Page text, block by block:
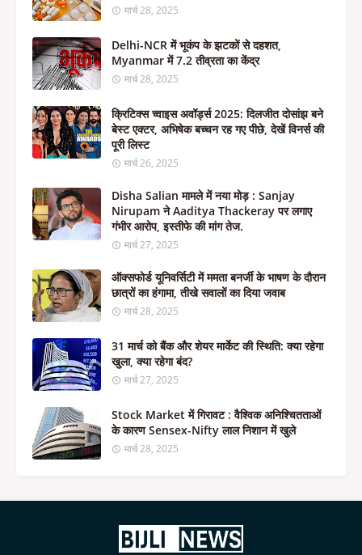
मार्च 28, 2025
Delhi-NCR में भूकंप के झटकों से दहशत,
Myanmar में 7.2 तीव्रता का केंद्र
मार्च 28, 2025
क्रिटिक्स च्वाइस अवॉर्ड्स 2025: दिलजीत दोसांझ बने
बेस्ट एक्टर, अभिषेक बच्चन रह गए पीछे, देखें विनर्स की
पूरी लिस्ट
मार्च 26, 2025
Disha Salian मामले में नया मोड़ : Sanjay
Nirupam ने Aaditya Thackeray पर लगाए
गंभीर आरोप, इस्तीफे की मांग तेज.
मार्च 27, 2025
ऑक्सफोर्ड यूनिवर्सिटी में ममता बनर्जी के भाषण के दौरान
छात्रों का हंगामा, तीखे सवालों का दिया जवाब
मार्च 28, 2025
31 मार्च को बैंक और शेयर मार्केट की स्थिति: क्या रहेगा
खुला, क्या रहेगा बंद?
मार्च 27, 2025
Stock Market में गिरावट : वैश्विक अनिश्चितताओं
के कारण Sensex-Nifty लाल निशान में खुले
मार्च 28, 2025